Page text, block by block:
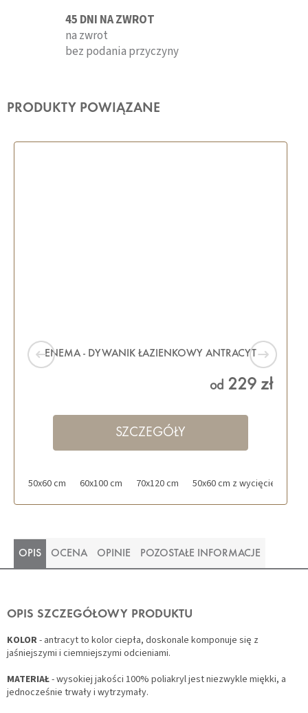
45 DNI NA ZWROT
na zwrot
bez podania przyczyny
PRODUKTY POWIĄZANE
ENEMA - DYWANIK ŁAZIENKOWY ANTRACYT
od 229 zł
SZCZEGÓŁY
50x60 cm 60x100 cm 70x120 cm 50x60 cm z wycięciem dla
OPIS OCENA OPINIE POZOSTAŁE INFORMACJE
OPIS SZCZEGÓŁOWY PRODUKTU
KOLOR- antracyt to kolor ciepła, doskonale komponuje się z
jaśniejszymi i ciemniejszymi odcieniami.
MATERIAŁ- wysokiej jakości 100% poliakryl jest niezwykle miękki, a
jednocześnie trwały i wytrzymały.